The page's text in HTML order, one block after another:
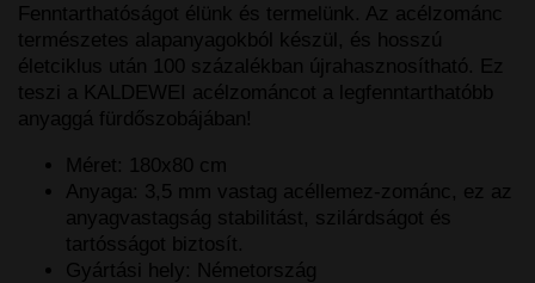
Fenntarthatóságot élünk és termelünk. Az acélzománc
természetes alapanyagokból készül, és hosszú
életciklus után 100 százalékban újrahasznosítható. Ez
teszi a KALDEWEI acélzománcot a legfenntarthatóbb
anyaggá fürdőszobájában!
Méret: 180x80 cm
Anyaga: 3,5 mm vastag acéllemez-zománc, ez az
anyagvastagság stabilitást, szilárdságot és
tartósságot biztosít.
Gyártási hely: Németország